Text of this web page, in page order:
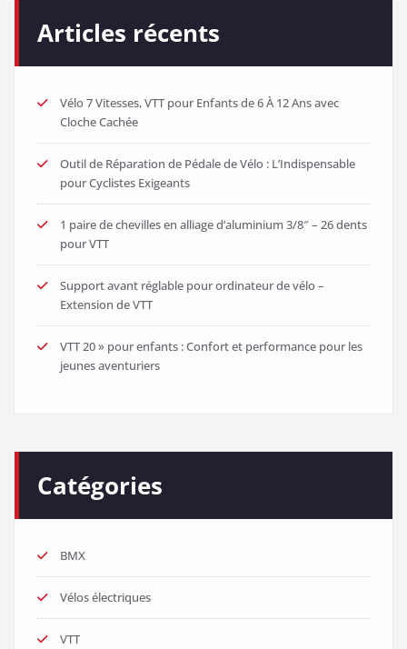
Articles récents
Vélo 7 Vitesses, VTT pour Enfants de 6 À 12 Ans avec
Cloche Cachée
Outil de Réparation de Pédale de Vélo : L’Indispensable
pour Cyclistes Exigeants
1 paire de chevilles en alliage d’aluminium 3/8″ – 26 dents
pour VTT
Support avant réglable pour ordinateur de vélo –
Extension de VTT
VTT 20 » pour enfants : Confort et performance pour les
jeunes aventuriers
Catégories
BMX
Vélos électriques
VTT